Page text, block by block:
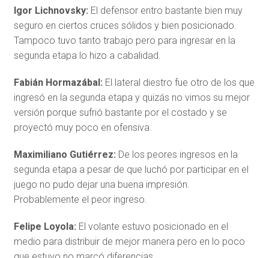
Igor Lichnovsky: El defensor entro bastante bien muy
seguro en ciertos cruces sólidos y bien posicionado.
Tampoco tuvo tanto trabajo pero para ingresar en la
segunda etapa lo hizo a cabalidad.
Fabián Hormazábal: El lateral diestro fue otro de los que
ingresó en la segunda etapa y quizás no vimos su mejor
versión porque sufrió bastante por el costado y se
proyectó muy poco en ofensiva.
Maximiliano Gutiérrez: De los peores ingresos en la
segunda etapa a pesar de que luchó por participar en el
juego no pudo dejar una buena impresión.
Probablemente el peor ingreso.
Felipe Loyola: El volante estuvo posicionado en el
medio para distribuir de mejor manera pero en lo poco